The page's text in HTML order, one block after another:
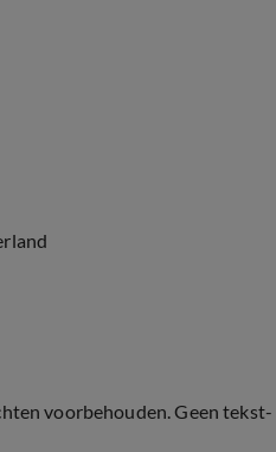
voorbehouden. Geen tekst-